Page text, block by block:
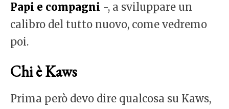
Papi e compagni -, a sviluppare un
calibro del tutto nuovo, come vedremo
poi.
Chi è Kaws
Prima però devo dire qualcosa su Kaws,